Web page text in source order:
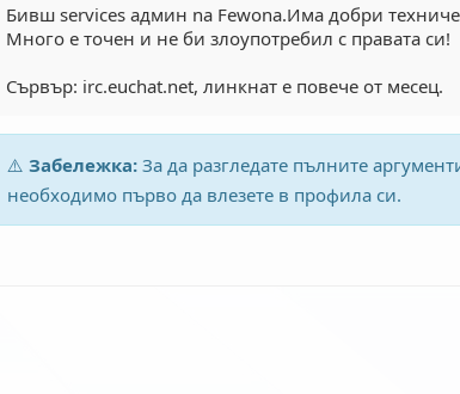
Бивш services админ na Fewona.Има добри
Много е точен и не би злоупотребил с правата си!
Сървър: irc.euchat.net, линкнат е повече от месец.
⚠️ Забележка: За да разгледате пълните
необходимо първо да влезете в профила си.